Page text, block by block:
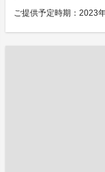
ご提供予定時期：2023